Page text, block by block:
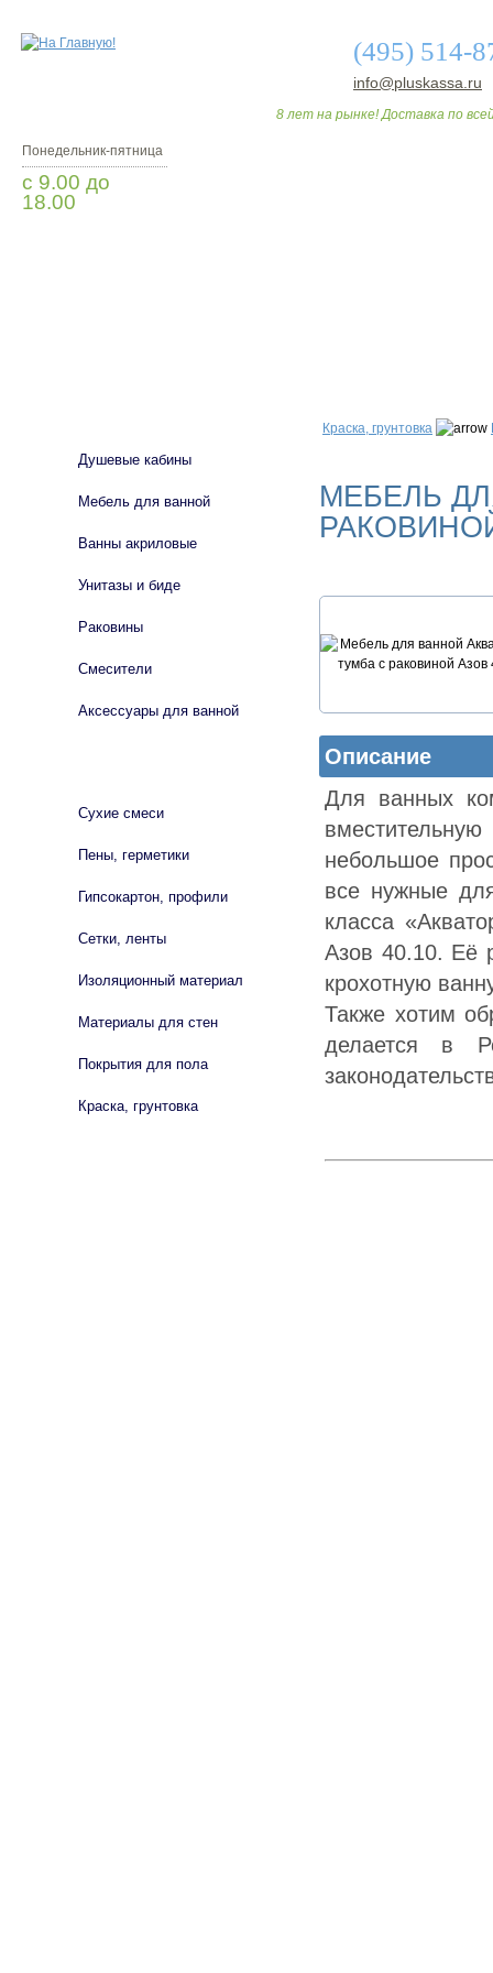
(495) 514-
info@pluskassa.ru
8 лет на рынке! Доставка по
Понедельник-пятница
с 9.00 до
18.00
Краска, грунтовка
МЕБЕЛЬ
Описание
Для ванных
небольшое
все нужные
класса
Азов 40.10. Её
крохотную
Также хотим
делается в
Душевые кабины
Мебель для ванной
Ванны акриловые
Унитазы и биде
Раковины
Смесители
Аксессуары для ванной
Сухие смеси
Пены, герметики
Гипсокартон, профили
Сетки, ленты
Изоляционный материал
Материалы для стен
Покрытия для пола
Краска, грунтовка